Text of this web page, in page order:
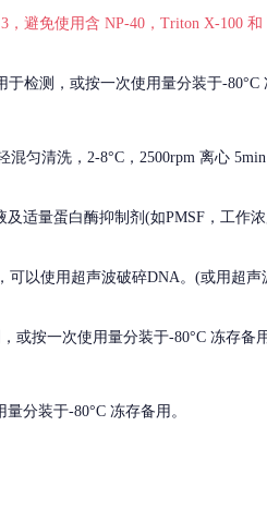
避免使用含 NP-40，Triton X-100
检测，或按一次使用量分装于-80°C
匀清洗，2-8°C，2500rpm 离心
及适量蛋白酶抑制剂(如PMSF，工作
可以使用超声波破碎DNA。(或用超声
或按一次使用量分装于-80°C 冻存备用
分装于-80°C 冻存备用。